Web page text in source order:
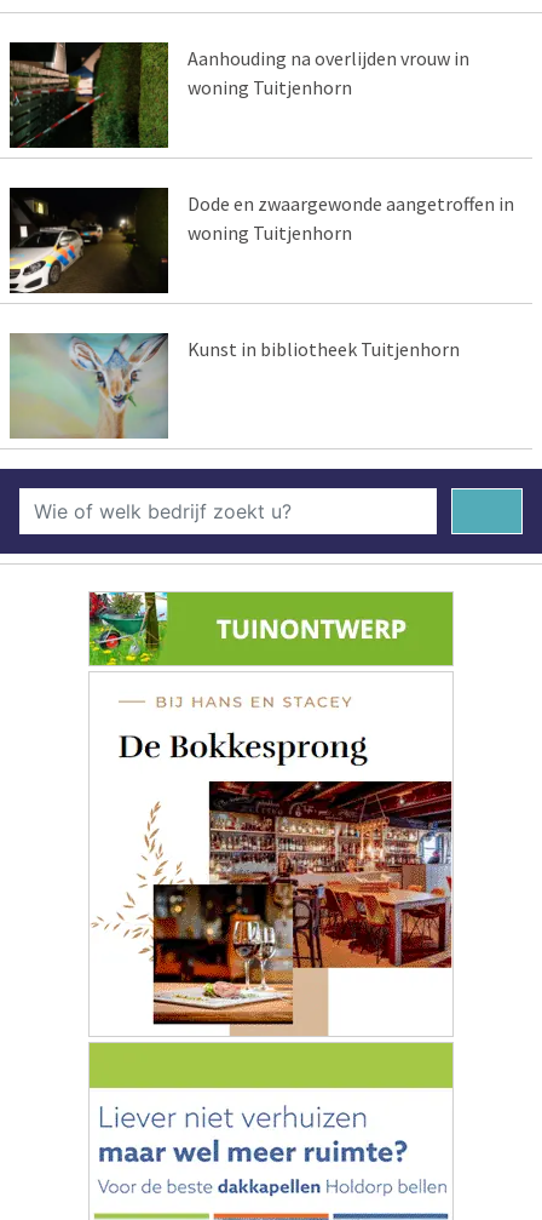
Aanhouding na overlijden vrouw in
woning Tuitjenhorn
Dode en zwaargewonde aangetroffen in
woning Tuitjenhorn
Kunst in bibliotheek Tuitjenhorn